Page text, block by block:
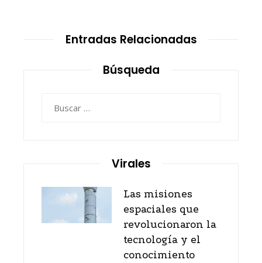
Entradas Relacionadas
Búsqueda
Virales
Las misiones
espaciales que
revolucionaron la
tecnología y el
conocimiento